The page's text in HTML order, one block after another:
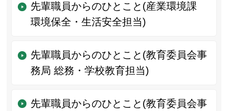
先輩職員からのひとこと(産業環境課
環境保全・生活安全担当)
先輩職員からのひとこと(教育委員会事
務局 総務・学校教育担当)
先輩職員からのひとこと(教育委員会事